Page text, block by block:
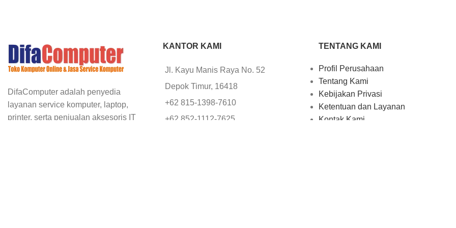
DifaComputer adalah penyedia
layanan service komputer, laptop,
printer, serta penjualan aksesoris IT
KANTOR KAMI
Jl. Kayu Manis Raya No. 52
Depok Timur, 16418
+62 815-1398-7610
+62 852-1112-7625
TENTANG KAMI
Profil Perusahaan
Tentang Kami
Kebijakan Privasi
Ketentuan dan Layanan
Kontak Kami